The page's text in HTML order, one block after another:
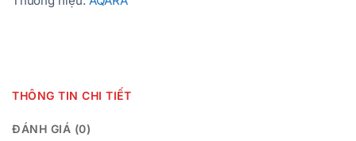
THÔNG TIN CHI TIẾT
ĐÁNH GIÁ (0)